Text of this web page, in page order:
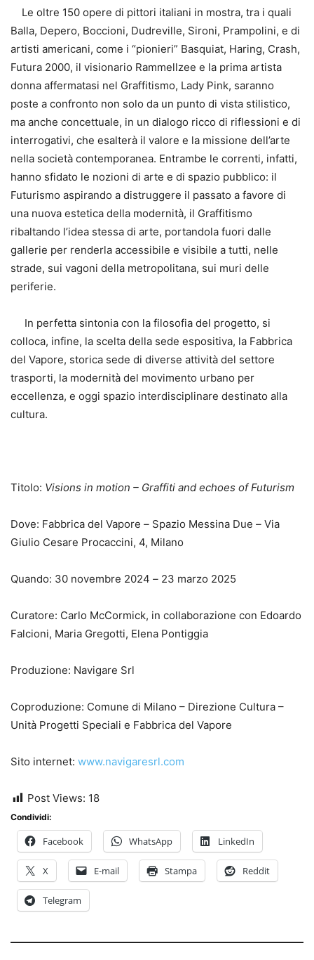
Le oltre 150 opere di pittori italiani in mostra, tra i quali
Balla, Depero, Boccioni, Dudreville, Sironi, Prampolini, e di
artisti americani, come i “pionieri” Basquiat, Haring, Crash,
Futura 2000, il visionario Rammellzee e la prima artista
donna affermatasi nel Graffitismo, Lady Pink, saranno
poste a confronto non solo da un punto di vista stilistico,
ma anche concettuale, in un dialogo ricco di riflessioni e di
interrogativi, che esalterà il valore e la missione dell’arte
nella società contemporanea. Entrambe le correnti, infatti,
hanno sfidato le nozioni di arte e di spazio pubblico: il
Futurismo aspirando a distruggere il passato a favore di
una nuova estetica della modernità, il Graffitismo
ribaltando l’idea stessa di arte, portandola fuori dalle
gallerie per renderla accessibile e visibile a tutti, nelle
strade, sui vagoni della metropolitana, sui muri delle
periferie.
In perfetta sintonia con la filosofia del progetto, si
colloca, infine, la scelta della sede espositiva, la Fabbrica
del Vapore, storica sede di diverse attività del settore
trasporti, la modernità del movimento urbano per
eccellenza, e oggi spazio interdisciplinare destinato alla
cultura.
Titolo: Visions in motion – Graffiti and echoes of Futurism
Dove: Fabbrica del Vapore – Spazio Messina Due – Via
Giulio Cesare Procaccini, 4, Milano
Quando: 30 novembre 2024 – 23 marzo 2025
Curatore: Carlo McCormick, in collaborazione con Edoardo
Falcioni, Maria Gregotti, Elena Pontiggia
Produzione: Navigare Srl
Coproduzione: Comune di Milano – Direzione Cultura –
Unità Progetti Speciali e Fabbrica del Vapore
Sito internet: www.navigaresrl.com
Post Views: 18
Condividi:
Facebook WhatsApp LinkedIn
X E-mail Stampa Reddit
Telegram